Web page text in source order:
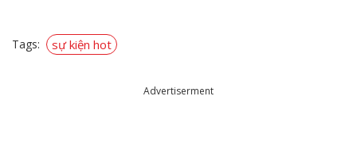
Tags: sự kiện hot
Advertiserment